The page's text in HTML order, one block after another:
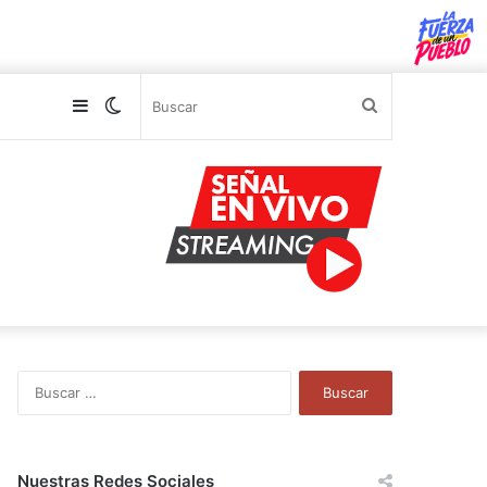
Switch
Sidebar
Nuestras Redes Sociales